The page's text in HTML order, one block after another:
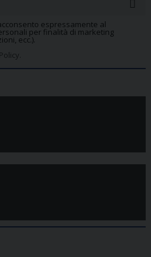
espressamente al
per finalità di marketing
ecc.).